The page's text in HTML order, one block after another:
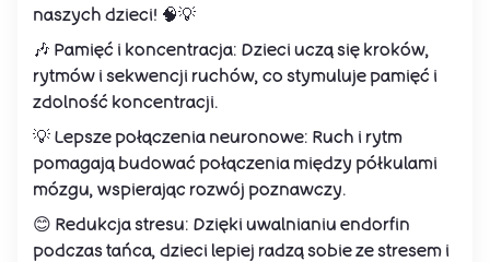
naszych dzieci! 🧠💡
🎶 Pamięć i koncentracja: Dzieci uczą się kroków,
rytmów i sekwencji ruchów, co stymuluje pamięć i
zdolność koncentracji.
💡 Lepsze połączenia neuronowe: Ruch i rytm
pomagają budować połączenia między półkulami
mózgu, wspierając rozwój poznawczy.
😊 Redukcja stresu: Dzięki uwalnianiu endorfin
podczas tańca, dzieci lepiej radzą sobie ze stresem i